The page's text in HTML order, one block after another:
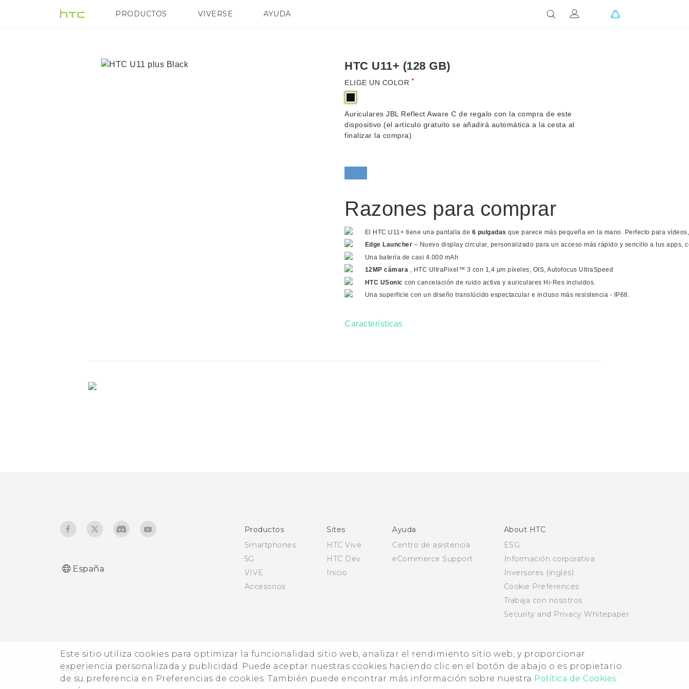
Comprar
Este sitio utiliza cookies para optimizar la funcionalidad sitio web, analizar el rendimiento sitio web, y proporcionar
experiencia personalizada y publicidad. Puede aceptar nuestras cookies haciendo clic en el botón de abajo o es propietario
de su preferencia en Preferencias de cookies. También puede encontrar más información sobre nuestra Política de Cookies
PRODUCTOS
VIVE G REIGNS SMARTPHONES
VIVERSE AYUDA
Dispositivos y accesorios HTC
HTC U11+ (128 GB)
ELIGE UN COLOR *
Auriculares JBL Reflect Aware C de regalo con la compra de este
dispositivo (el artículo gratuito se añadirá automática a la cesta al
finalizar la compra)
Razones para comprar
El HTC U11+ tiene una pantalla de 6 pulgadas que parece más pequeña en la mano. Perfecto para
Edge Launcher – Nuevo display circular, personalizado para un acceso más rápido y sencillo a tus apps,
Una batería de casi 4.000 mAh
12MP cámara , HTC UltraPixel™ 3 con 1,4 μm píxeles, OIS, Autofocus UltraSpeed
HTC USonic con cancelación de ruido activa y auriculares Hi-Res incluidos.
Una superficie con un diseño translúcido espectacular e incluso más resistencia - IP68.
Características
España
Productos
Smartphones
5G
VIVE
Accesorios
Sites
HTC Vive
HTC Dev
Inicio
Ayuda
Centro de asistencia
eCommerce Support
About HTC
ESG
Información corporativa
Inversores (inglés)
Cookie Preferences
Trabaja con nosotros
Security and Privacy Whitepaper
© 2011-2026 HTC Corporation Términos legales